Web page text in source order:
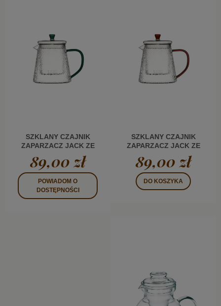
SZKLANY CZAJNIK
ZAPARZACZ JACK ZE
SZKLANYM FILTREM
1,0 L ZIELEŃ
89,00 zł
POWIADOM O
DOSTĘPNOŚCI
SZKLANY CZAJNIK
ZAPARZACZ JACK ZE
SZKLANYM FILTREM
1,0 L BURSZTYN
89,00 zł
DO KOSZYKA